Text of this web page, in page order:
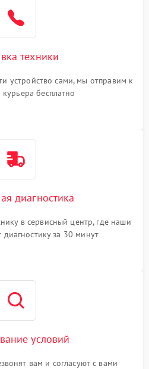
техники
устройство сами, мы отправим к
бесплатно
диагностика
в сервисный центр, где наши
диагностику за 30 минут
условий
вам и согласуют с вами